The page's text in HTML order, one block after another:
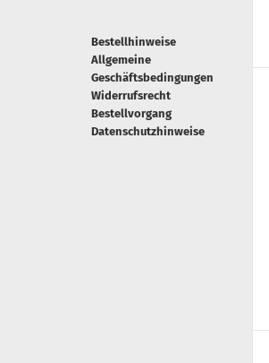
Bestellhinweise
Allgemeine
Geschäftsbedingungen
Widerrufsrecht
Bestellvorgang
Datenschutzhinweise